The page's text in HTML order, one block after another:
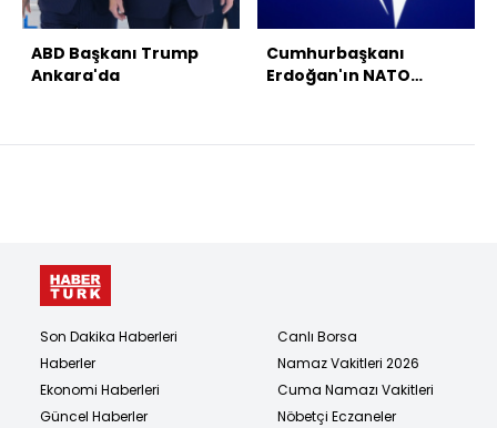
ABD Başkanı Trump
Ankara'da
Cumhurbaşkanı
Erdoğan'ın NATO
Son Dakika Haberleri
Haberler
Ekonomi Haberleri
Güncel Haberler
Canlı Borsa
Namaz Vakitleri 2026
Cuma Namazı Vakitleri
Nöbetçi Eczaneler